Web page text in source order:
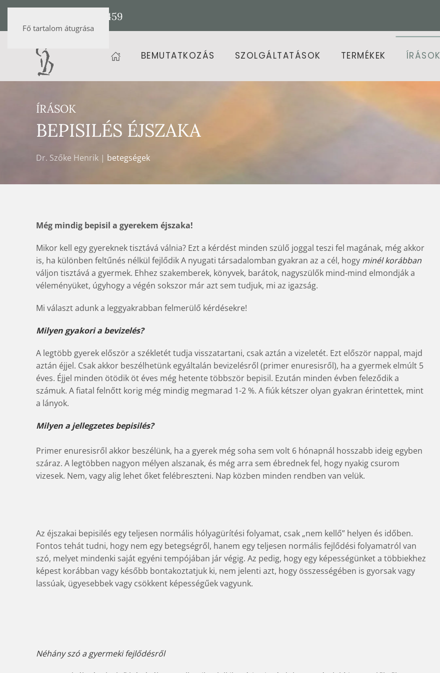
Fő tartalom átugrása
+36 20 472 9459
BEMUTATKOZÁS SZOLGÁLTATÁSOK TERMÉKEK ÍRÁSOK
ÍRÁSOK
BEPISILÉS ÉJSZAKA
Dr. Szőke Henrik | betegségek
Még mindig bepisil a gyerekem éjszaka!
Mikor kell egy gyereknek tisztává válnia? Ezt a kérdést minden szülő joggal teszi fel magának, még akkor
is, ha különben feltűnés nélkül fejlődik A nyugati társadalomban gyakran az a cél, hogy minél korábban
váljon tisztává a gyermek. Ehhez szakemberek, könyvek, barátok, nagyszülők mind-mind elmondják a
véleményüket, úgyhogy a végén sokszor már azt sem tudjuk, mi az igazság.
Mi választ adunk a leggyakrabban felmerülő kérdésekre!
Milyen gyakori a bevizelés?
A legtöbb gyerek először a székletét tudja visszatartani, csak aztán a vizeletét. Ezt először nappal, majd
aztán éjjel. Csak akkor beszélhetünk egyáltalán bevizelésről (primer enuresisről), ha a gyermek elmúlt 5
éves. Éjjel minden ötödik öt éves még hetente többször bepisil. Ezután minden évben feleződik a
számuk. A fiatal felnőtt korig még mindig megmarad 1-2 %. A fiúk kétszer olyan gyakran érintettek, mint
a lányok.
Milyen a jellegzetes bepisilés?
Primer enuresisről akkor beszélünk, ha a gyerek még soha sem volt 6 hónapnál hosszabb ideig egyben
száraz. A legtöbben nagyon mélyen alszanak, és még arra sem ébrednek fel, hogy nyakig csurom
vizesek. Nem, vagy alig lehet őket felébreszteni. Nap közben minden rendben van velük.
Az éjszakai bepisilés egy teljesen normális hólyagürítési folyamat, csak „nem kellő” helyen és időben.
Fontos tehát tudni, hogy nem egy betegségről, hanem egy teljesen normális fejlődési folyamatról van
szó, melyet mindenki saját egyéni tempójában jár végig. Az pedig, hogy egy képességünket a többiekhez
képest korábban vagy később bontakoztatjuk ki, nem jelenti azt, hogy összességében is gyorsak vagy
lassúak, ügyesebbek vagy csökkent képességűek vagyunk.
Néhány szó a gyermeki fejlődésről